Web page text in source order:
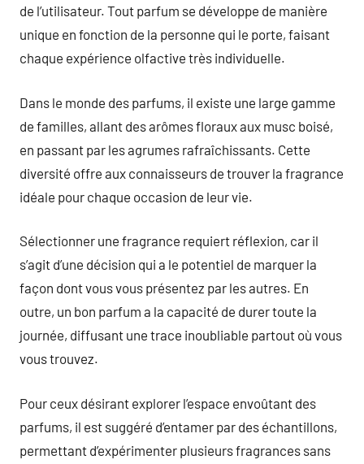
de l’utilisateur. Tout parfum se développe de manière
unique en fonction de la personne qui le porte, faisant
chaque expérience olfactive très individuelle.
Dans le monde des parfums, il existe une large gamme
de familles, allant des arômes floraux aux musc boisé,
en passant par les agrumes rafraîchissants. Cette
diversité offre aux connaisseurs de trouver la fragrance
idéale pour chaque occasion de leur vie.
Sélectionner une fragrance requiert réflexion, car il
s’agit d’une décision qui a le potentiel de marquer la
façon dont vous vous présentez par les autres. En
outre, un bon parfum a la capacité de durer toute la
journée, diffusant une trace inoubliable partout où vous
vous trouvez.
Pour ceux désirant explorer l’espace envoûtant des
parfums, il est suggéré d’entamer par des échantillons,
permettant d’expérimenter plusieurs fragrances sans